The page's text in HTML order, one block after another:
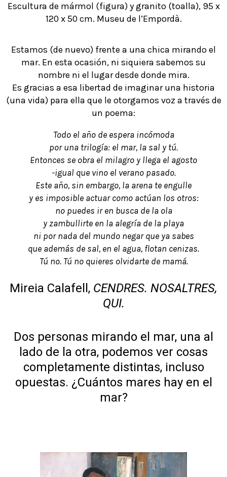
Escultura de mármol (figura) y granito (toalla), 95 x
120 x 50 cm. Museu de l’Empordà.
Estamos (de nuevo) frente a una chica mirando el
mar. En esta ocasión, ni siquiera sabemos su
nombre ni el lugar desde donde mira.
Es gracias a esa libertad de imaginar una historia
(una vida) para ella que le otorgamos voz a través de
un poema:
Todo el año de espera incómoda
por una trilogía: el mar, la sal y tú.
Entonces se obra el milagro y llega el agosto
-igual que vino el verano pasado.
Este año, sin embargo, la arena te engulle
y es imposible actuar como actúan los otros:
no puedes ir en busca de la ola
y zambullirte en la alegría de la playa
ni por nada del mundo negar que ya sabes
que además de sal, en el agua, flotan cenizas.
Tú no. Tú no quieres olvidarte de mamá.
Mireia Calafell, CENDRES. NOSALTRES,
QUI.
Dos personas mirando el mar, una al
lado de la otra, podemos ver cosas
completamente distintas, incluso
opuestas. ¿Cuántos mares hay en el
mar?